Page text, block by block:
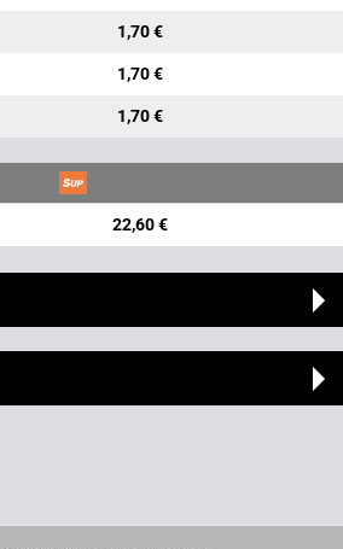
1,70 €
1,70 €
1,70 €
22,60 €